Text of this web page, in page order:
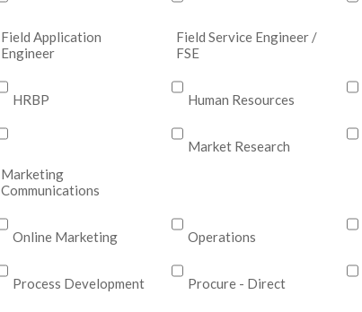
Field Application
Engineer
Field Service Engineer /
FSE
HRBP Human Resources
Marketing
Communications
Market Research
Online Marketing Operations
Process Development Procure - Direct